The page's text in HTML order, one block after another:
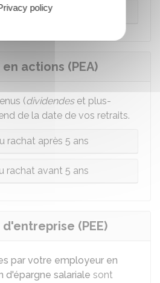
avant 2018
actions (PEA)
(dividendeset plus-
de la date de vos retraits.
rachat après 5 ans
rachat avant 5 ans
(PEE)
par votre employeur en
d'épargne salariale sont
policy